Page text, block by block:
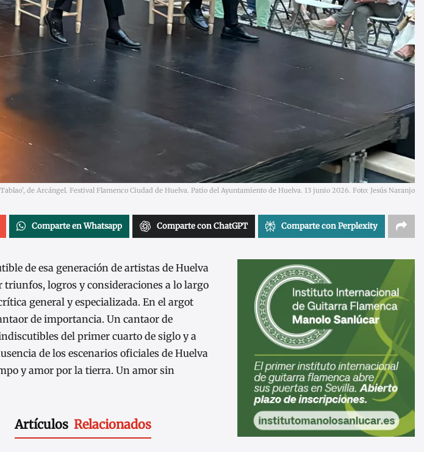
de Arcángel. Festival Flamenco Ciudad de Huelva. Patio del Ayuntamiento de Huelva. 13 junio 2026. Foto: Jesús Naranjo
Comparte en Whatsapp Comparte con ChatGPT Comparte con Perplexity
de esa generación de artistas de Huelva
logros y consideraciones a lo largo
general y especializada. En el argot
de importancia. Un cantaor de
del primer cuarto de siglo y a
de los escenarios oficiales de Huelva
y amor por la tierra. Un amor sin
Artículos Relacionados